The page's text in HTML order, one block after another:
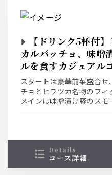
【ドリンク5杯付
カルパッチョ、味噌
ルを食すカジュアル
スタートは豪華前菜盛合せ
チョとヒラツカ名物のフィ
メインは味噌漬け豚のス
details
コース詳細